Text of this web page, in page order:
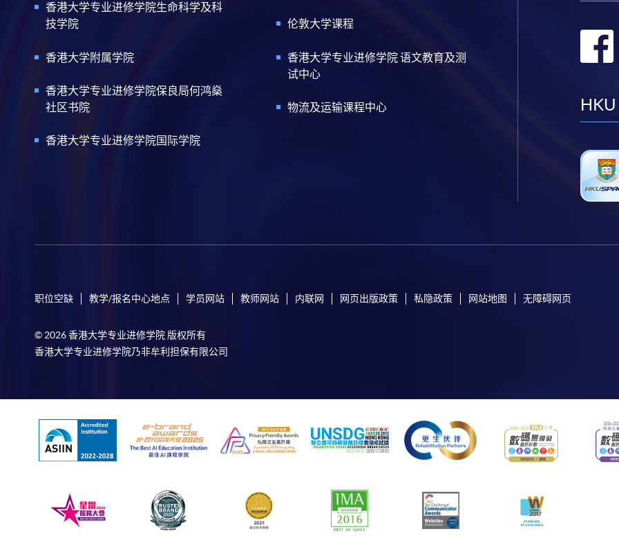
香港大学专业进修学院生命科学及科
技学院
香港大学附属学院
香港大学专业进修学院保良局何鸿燊
社区书院
香港大学专业进修学院国际学院
伦敦大学课程
香港大学专业进修学院 语文教育及测
试中心
物流及运输课程中心 HKU
职位空缺 教学/报名中心地点 学员网站 教师网站 内联网 网页出版政策 私隐政策 网站地图 无障碍网页
© 2026 香港大学专业进修学院 版权所有
香港大学专业进修学院乃非牟利担保有限公司